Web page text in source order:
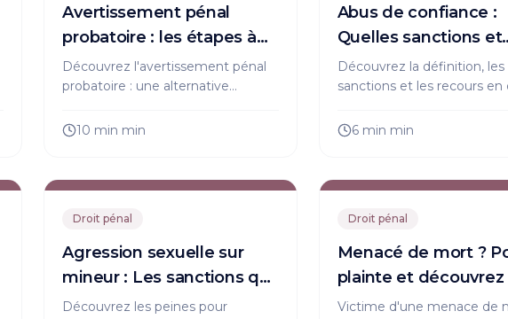
Avertissement pénal
probatoire : les étapes à
suivre
Découvrez l'avertissement pénal
probatoire : une alternative
inscription au casier. Informez-
10 min min
Abus de confiance :
Quelles sanctions et
comment agir ?
Découvrez la définition, les
sanctions et les recours en
droits et agissez
6 min min
Droit pénal
Agression sexuelle sur
mineur : Les sanctions qui
vont vous surprendre !
Découvrez les peines pour
Droit pénal
Menacé de mort ?
plainte et découvrez
peines !
Victime d'une menace de